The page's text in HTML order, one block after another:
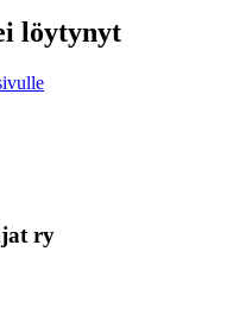
löytynyt
ry